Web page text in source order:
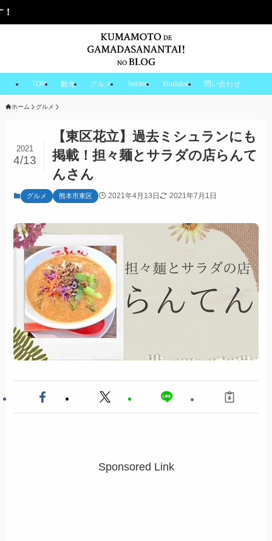
TOP 観光 グルメ Twitter Youtube 問い合わせ
ホーム グルメ
【東区花立】過去ミシュランにも
掲載！担々麺とサラダの店らんて
んさん
2021
4/13
グルメ 熊本市東区 2021年4月13日 2021年7月1日
Sponsored Link